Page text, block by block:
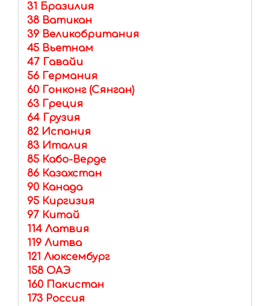
31 Бразилия
38 Ватикан
39 Великобритания
45 Вьетнам
47 Гавайи
56 Германия
60 Гонконг (Сянган)
63 Греция
64 Грузия
82 Испания
83 Италия
85 Кабо-Верде
86 Казахстан
90 Канада
95 Киргизия
97 Китай
114 Латвия
119 Литва
121 Люксембург
158 ОАЭ
160 Пакистан
173 Россия